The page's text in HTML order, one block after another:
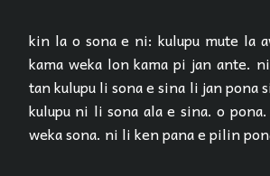
kin la o sona e ni: kulupu mute la
kama weka lon kama pi jan ante.
tan kulupu li sona e sina li jan pona
kulupu ni li sona ala e sina. o
weka sona. ni li ken pana e pilin